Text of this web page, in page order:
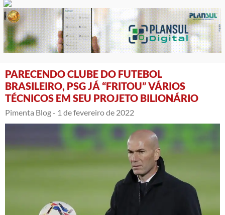
PARECENDO CLUBE DO FUTEBOL
BRASILEIRO, PSG JÁ “FRITOU” VÁRIOS
TÉCNICOS EM SEU PROJETO BILIONÁRIO
Pimenta Blog - 1 de fevereiro de 2022